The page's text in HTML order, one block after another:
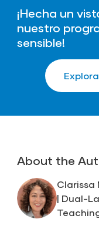
¡Hecha un
nuestro
sensible!
About the
Clarissa
| Dual-